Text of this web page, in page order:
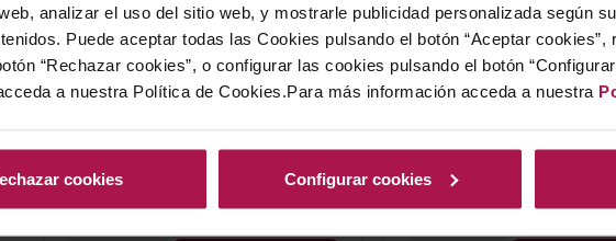
analizar el uso del sitio web, y mostrarle publicidad personalizada según
Puede aceptar todas las Cookies pulsando el botón “Aceptar cookies”,
“Rechazar cookies”, o configurar las cookies pulsando el botón
a nuestra Política de Cookies.Para más información acceda a nuestra
cookies Configurar cookies
Oriol Rossell
9,95 €
2022
6,37